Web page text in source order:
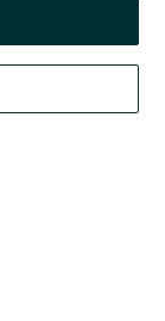
powyżej,
brzmieniu.